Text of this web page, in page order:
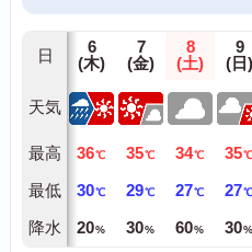
日
天気
最高
最低
降水
6
(木)
36℃
30℃
20%
7
(金)
35℃
29℃
30%
8
(土)
34℃
27℃
60%
9
(日)
35℃
27℃
30%